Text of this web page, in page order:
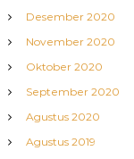
Desember 2020
November 2020
Oktober 2020
September 2020
Agustus 2020
Agustus 2019